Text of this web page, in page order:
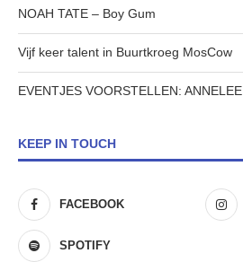
NOAH TATE – Boy Gum
Vijf keer talent in Buurtkroeg MosCow
EVENTJES VOORSTELLEN: ANNELEE
KEEP IN TOUCH
FACEBOOK
SPOTIFY